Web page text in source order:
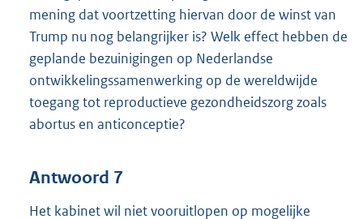
mening dat voortzetting hiervan door de winst van
Trump nu nog belangrijker is? Welk effect hebben de
geplande bezuinigingen op Nederlandse
ontwikkelingssamenwerking op de wereldwijde
toegang tot reproductieve gezondheidszorg zoals
abortus en anticonceptie?
Antwoord 7
Het kabinet wil niet vooruitlopen op mogelijke